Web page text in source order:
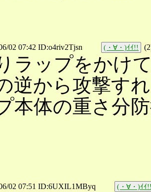
02 07:42 ID:o4riv2Tjsn (・∀・)ｲｲ!! (2
ラップをかけ
逆から攻撃す
本体の重さ分
02 07:51 ID:6UXIL1MByq (・∀・)ｲｲ